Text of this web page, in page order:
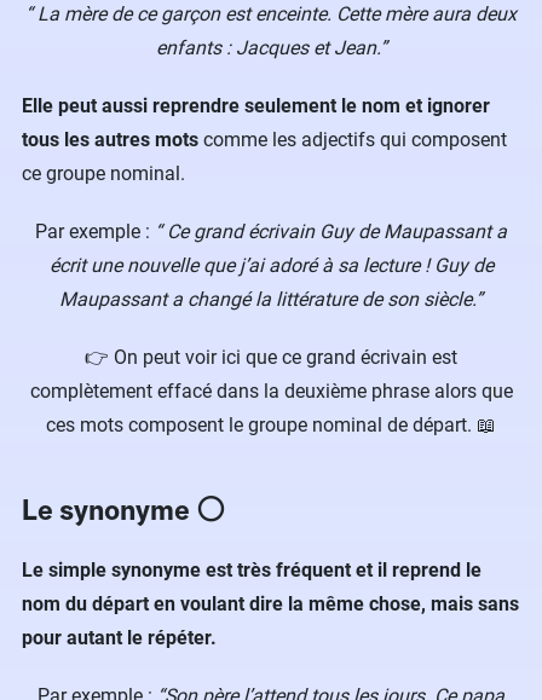
“ La mère de ce garçon est enceinte. Cette mère aura deux
enfants : Jacques et Jean.”
Elle peut aussi reprendre seulement le nom et ignorer
tous les autres mots comme les adjectifs qui composent
ce groupe nominal.
Par exemple : “ Ce grand écrivain Guy de Maupassant a
écrit une nouvelle que j’ai adoré à sa lecture ! Guy de
Maupassant a changé la littérature de son siècle.”
👉 On peut voir ici que ce grand écrivain est
complètement effacé dans la deuxième phrase alors que
ces mots composent le groupe nominal de départ. 📖
Le synonyme ⚪️
Le simple synonyme est très fréquent et il reprend le
nom du départ en voulant dire la même chose, mais sans
pour autant le répéter.